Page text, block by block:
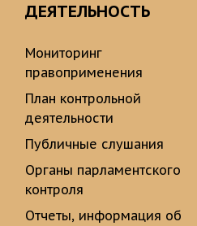
ДЕЯТЕЛЬНОСТЬ
Мониторинг
правоприменения
План контрольной
деятельности
Публичные слушания
Органы парламентского
контроля
Отчеты, информация об